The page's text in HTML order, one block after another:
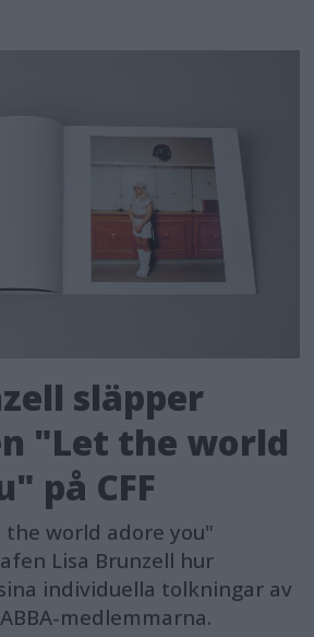
släpper
"Let the world
på CFF
world adore you"
Lisa Brunzell hur
individuella tolkningar av
medlemmarna.